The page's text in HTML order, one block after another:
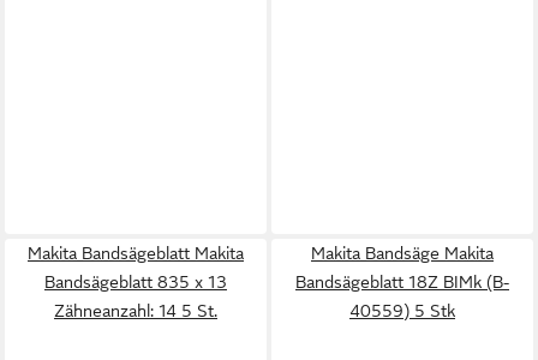
Makita Bandsägeblatt Makita
Bandsägeblatt 835 x 13
Zähneanzahl: 14 5 St.
Makita Bandsäge Makita
Bandsägeblatt 18Z BIMk (B-
40559) 5 Stk